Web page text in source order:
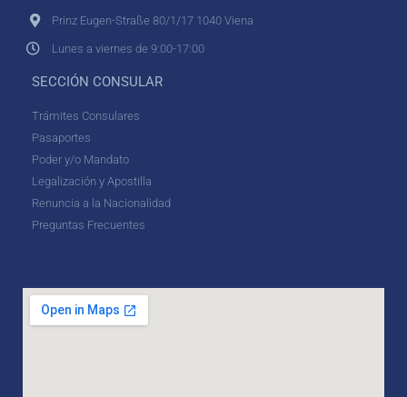
Prinz Eugen-Straße 80/1/17 1040 Viena
Lunes a viernes de 9:00-17:00
SECCIÓN CONSULAR
Trámites Consulares
Pasaportes
Poder y/o Mandato
Legalización y Apostilla
Renuncia a la Nacionalidad
Preguntas Frecuentes